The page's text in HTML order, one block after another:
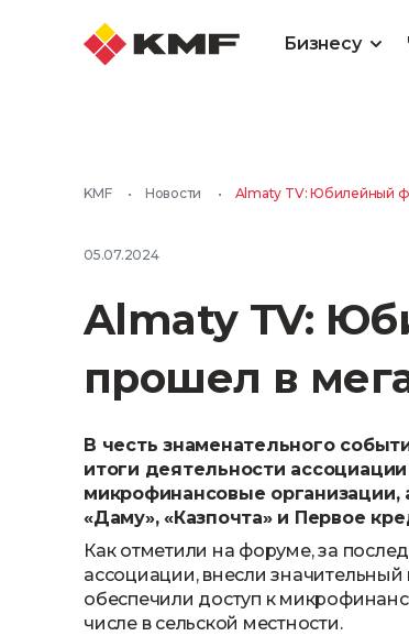
Бизнесу
KMF • Новости • Almaty TV: Юбилейный
05.07.2024
Almaty TV:
прошел в
В честь знаменательного
итоги деятельности
микрофинансовые организации,
«Даму», «Казпочта» и Первое
Как отметили на форуме, за
ассоциации, внесли
обеспечили доступ к
числе в сельской местности.